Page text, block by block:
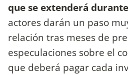
que se extenderá
actores darán un paso
relación tras meses de
especulaciones sobre el
que deberá pagar cada